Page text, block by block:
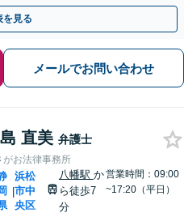
を見る
メールでお問い合わせ
直美 弁護士
がお法律事務所
|
浜松
市中
央区
八幡駅 か
ら徒歩7
分
営業時間：09:00
~17:20（平日）